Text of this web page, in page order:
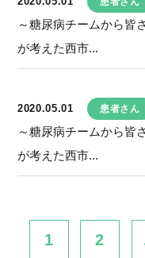
～糖尿病チームから皆
が考えた西市...
2020.05.01 患者さん
～糖尿病チームから皆
が考えた西市...
1 2